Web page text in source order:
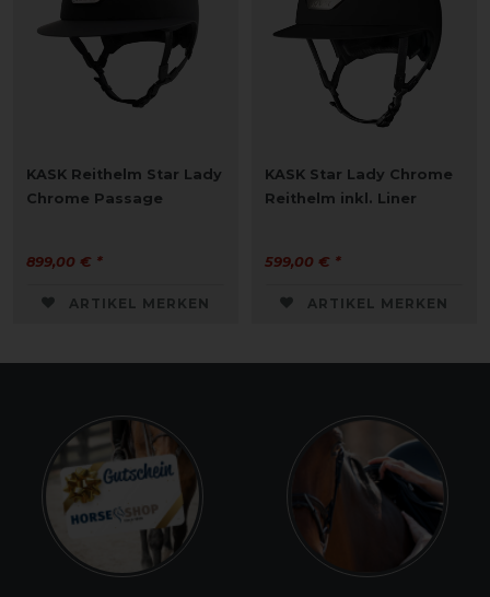
KASK Reithelm Star Lady
Chrome Passage
899,00 € *
ARTIKEL MERKEN
KASK Star Lady Chrome
Reithelm inkl. Liner
599,00 € *
ARTIKEL MERKEN